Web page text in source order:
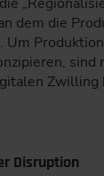
dem die
sind
Disruption